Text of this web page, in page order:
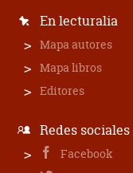
En lecturalia
Mapa autores
Mapa libros
Editores
Redes sociales
Facebook